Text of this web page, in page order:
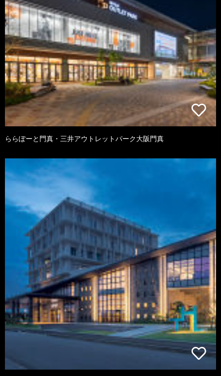
ららぽーと門真・三井アウトレットパーク大阪門真